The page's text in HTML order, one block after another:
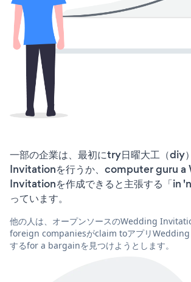
一部の企業は、最初にtry日曜大工（
Invitationを行うか、computer guru
Invitationを作成できると主張する「in
っています。
他の人は、オープンソースのWedding
foreign companiesがclaim toアプリ
するfor a bargainを見つけようとします。